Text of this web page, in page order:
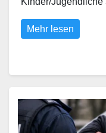
Mehr lesen